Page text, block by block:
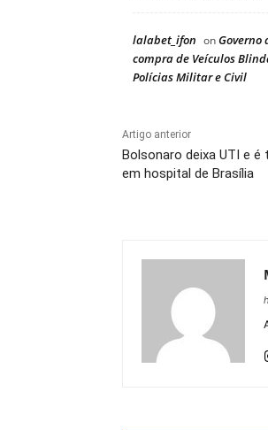
lalabet_ifon onGoverno
compra de Veículos
Polícias Militar e Civil
Artigo anterior
Bolsonaro deixa UTI e
em hospital de Brasília